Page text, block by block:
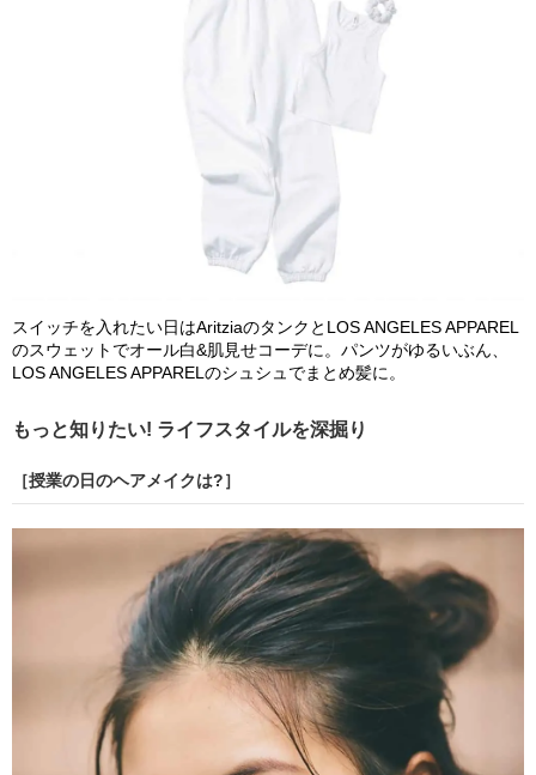
スイッチを入れたい日はAritziaのタンクとLOS ANGELES APPAREL
のスウェットでオール白&肌見せコーデに。パンツがゆるいぶん、
LOS ANGELES APPARELのシュシュでまとめ髪に。
もっと知りたい! ライフスタイルを深掘り
［授業の日のヘアメイクは?］